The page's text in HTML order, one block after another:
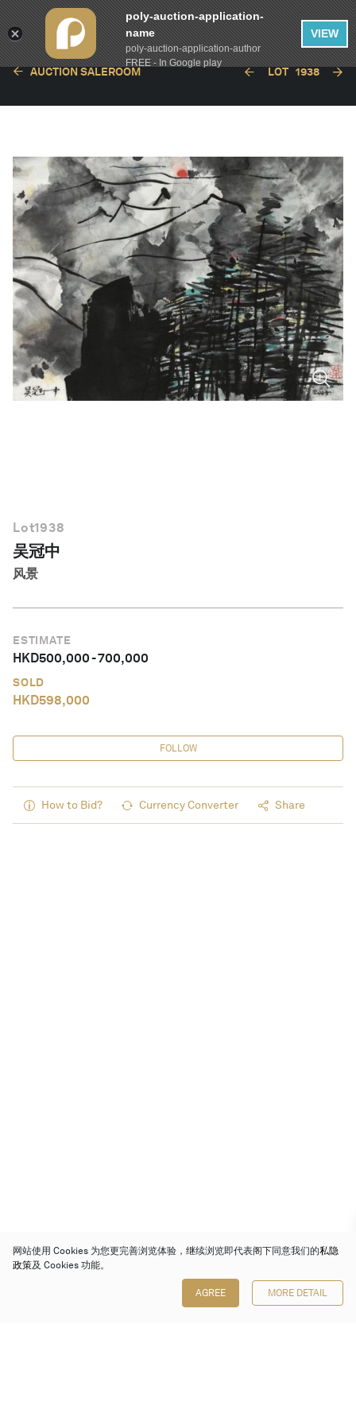
AUCTION SALEROOM LOT 1938
Lot1938
吴冠中
风景
ESTIMATE
HKD500,000-700,000
SOLD
HKD598,000
FOLLOW
How to Bid? Currency Converter Share
网站使用 Cookies 为您更完善浏览体验，继续浏览即代表阁下同意我们的私隐
政策及 Cookies 功能。
AGREE MORE DETAIL
poly-auction-application-
name
poly-auction-application-author
FREE - In Google play
VIEW